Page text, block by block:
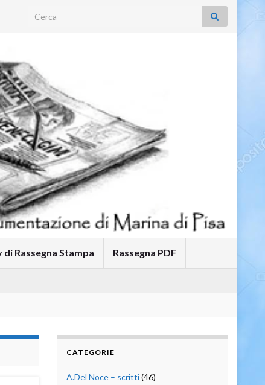
Search for:
di Rassegna Stampa Rassegna PDF
CATEGORIE
A.Del Noce – scritti(46)